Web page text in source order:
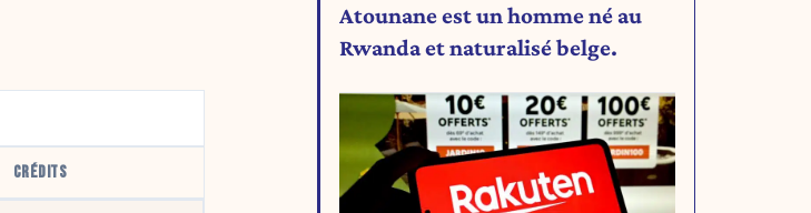
CRÉDITS
Atounane est un homme né au
Rwanda et naturalisé belge.